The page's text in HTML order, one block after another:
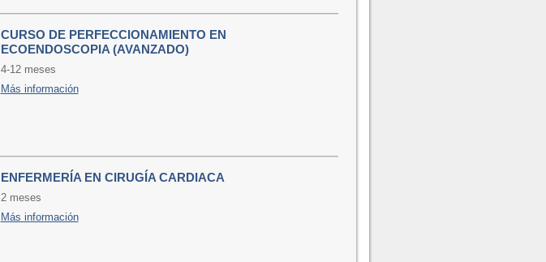
CURSO DE PERFECCIONAMIENTO EN
ECOENDOSCOPIA (AVANZADO)
4-12 meses
Más información
ENFERMERÍA EN CIRUGÍA CARDIACA
2 meses
Más información